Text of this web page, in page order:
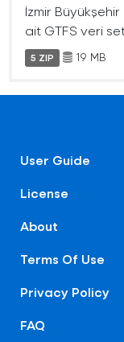
İzmir
ait GTFS veri
5 ZIP 19 MB
User Guide
License
About
Terms Of Use
Privacy Policy
FAQ